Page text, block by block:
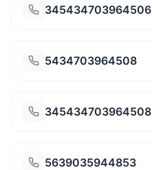
345434703964506
5434703964508
345434703964508
5639035944853